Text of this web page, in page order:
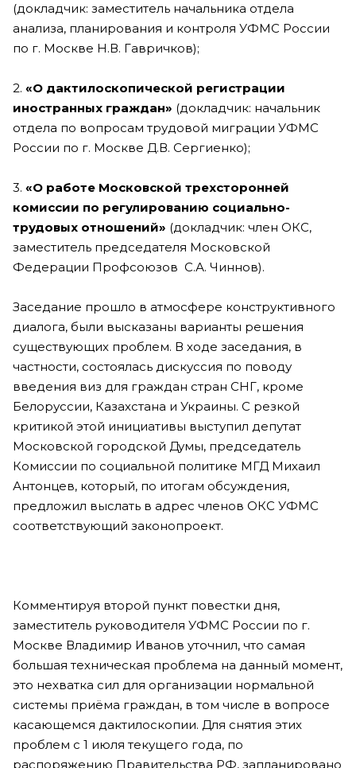
(докладчик: заместитель начальника отдела
анализа, планирования и контроля УФМС России
по г. Москве Н.В. Гавричков);
2. «О дактилоскопической регистрации
иностранных граждан» (докладчик: начальник
отдела по вопросам трудовой миграции УФМС
России по г. Москве Д.В. Сергиенко);
3. «О работе Московской трехсторонней
комиссии по регулированию социально-
трудовых отношений» (докладчик: член ОКС,
заместитель председателя Московской
Федерации Профсоюзов С.А. Чиннов).
Заседание прошло в атмосфере конструктивного
диалога, были высказаны варианты решения
существующих проблем. В ходе заседания, в
частности, состоялась дискуссия по поводу
введения виз для граждан стран СНГ, кроме
Белоруссии, Казахстана и Украины. С резкой
критикой этой инициативы выступил депутат
Московской городской Думы, председатель
Комиссии по социальной политике МГД Михаил
Антонцев, который, по итогам обсуждения,
предложил выслать в адрес членов ОКС УФМС
соответствующий законопроект.
Комментируя второй пункт повестки дня,
заместитель руководителя УФМС России по г.
Москве Владимир Иванов уточнил, что самая
большая техническая проблема на данный момент,
это нехватка сил для организации нормальной
системы приёма граждан, в том числе в вопросе
касающемся дактилоскопии. Для снятия этих
проблем с 1 июля текущего года, по
распоряжению Правительства РФ, запланировано